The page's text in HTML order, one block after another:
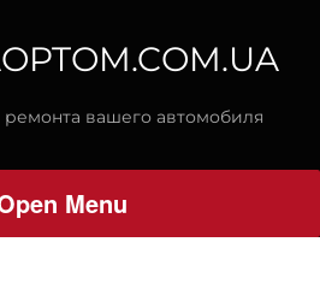
ремонта вашего автомобиля
Menu